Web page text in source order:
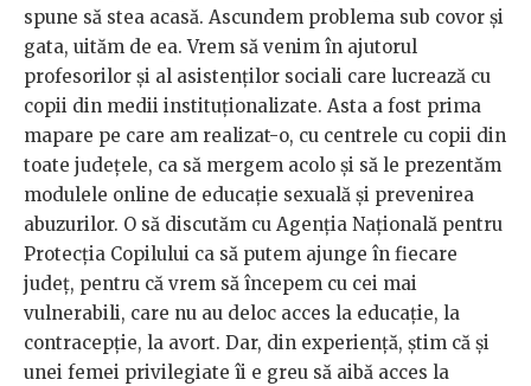
spune să stea acasă. Ascundem problema sub covor și
gata, uităm de ea. Vrem să venim în ajutorul
profesorilor și al asistenților sociali care lucrează cu
copii din medii instituționalizate. Asta a fost prima
mapare pe care am realizat-o, cu centrele cu copii din
toate județele, ca să mergem acolo și să le prezentăm
modulele online de educație sexuală și prevenirea
abuzurilor. O să discutăm cu Agenția Națională pentru
Protecția Copilului ca să putem ajunge în fiecare
județ, pentru că vrem să începem cu cei mai
vulnerabili, care nu au deloc acces la educație, la
contracepție, la avort. Dar, din experiență, știm că și
unei femei privilegiate îi e greu să aibă acces la